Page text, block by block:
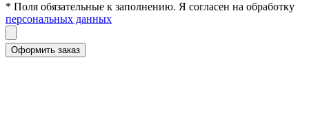
* Поля обязательные к заполнению. Я согласен на обработку
персональных данных